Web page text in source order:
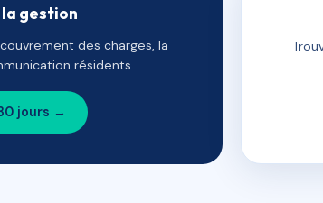
gestion
des charges, la
résidents.
jours →